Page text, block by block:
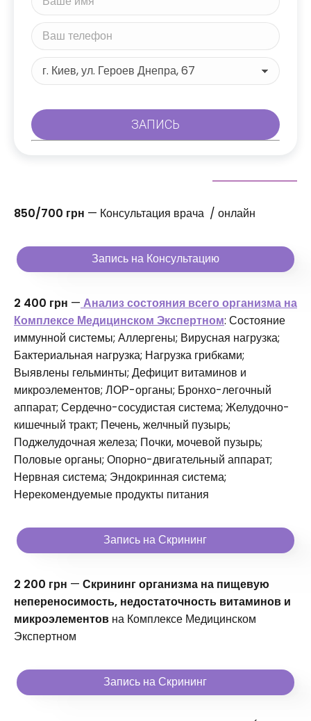
850/700 грн — Консультация врача / онлайн
Запись на Консультацию
2 400 грн — Анализ состояния всего организма на
Комплексе Медицинском Экспертном: Состояние
иммунной системы; Аллергены; Вирусная нагрузка;
Бактериальная нагрузка; Нагрузка грибками;
Выявлены гельминты; Дефицит витаминов и
микроэлементов; ЛОР-органы; Бронхо-легочный
аппарат; Сердечно-сосудистая система; Желудочно-
кишечный тракт; Печень, желчный пузырь;
Поджелудочная железа; Почки, мочевой пузырь;
Половые органы; Опорно-двигательный аппарат;
Нервная система; Эндокринная система;
Нерекомендуемые продукты питания
Запись на Скрининг
2 200 грн — Скрининг организма на пищевую
непереносимость, недостаточность витаминов и
микроэлементов на Комплексе Медицинском
Экспертном
Запись на Скрининг